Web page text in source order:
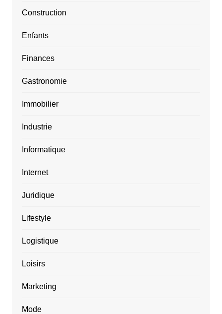
Construction
Enfants
Finances
Gastronomie
Immobilier
Industrie
Informatique
Internet
Juridique
Lifestyle
Logistique
Loisirs
Marketing
Mode